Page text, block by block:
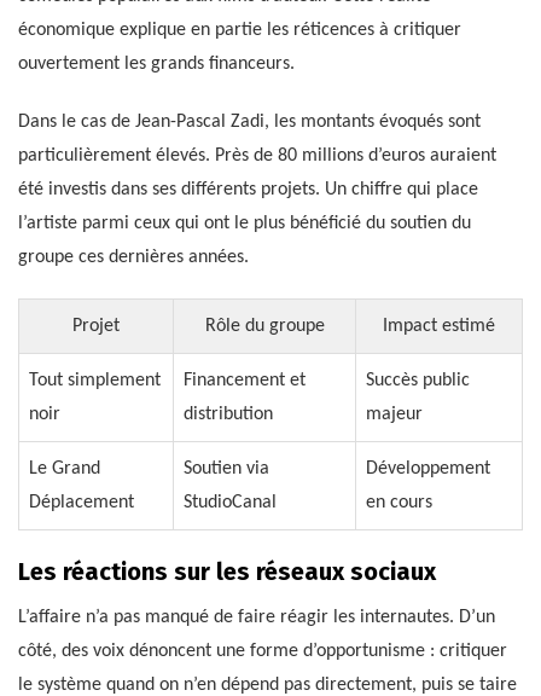
économique explique en partie les réticences à critiquer
ouvertement les grands financeurs.
Dans le cas de Jean-Pascal Zadi, les montants évoqués sont
particulièrement élevés. Près de 80 millions d’euros auraient
été investis dans ses différents projets. Un chiffre qui place
l’artiste parmi ceux qui ont le plus bénéficié du soutien du
groupe ces dernières années.
Projet Rôle du groupe Impact estimé
Tout simplement
noir
Financement et
distribution
Succès public
majeur
Le Grand
Déplacement
Soutien via
StudioCanal
Développement
en cours
Les réactions sur les réseaux sociaux
L’affaire n’a pas manqué de faire réagir les internautes. D’un
côté, des voix dénoncent une forme d’opportunisme : critiquer
le système quand on n’en dépend pas directement, puis se taire